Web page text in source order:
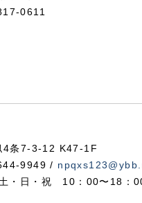
0611
4条7-3-12 K47-1F
9949 /
・日・祝 10：00〜18：